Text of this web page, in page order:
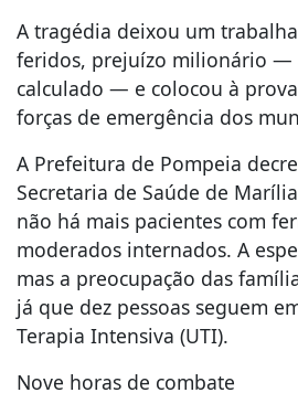
A tragédia deixou um
feridos, prejuízo milionário —
calculado — e colocou à
forças de emergência dos
A Prefeitura de Pompeia
Secretaria de Saúde de
não há mais pacientes com
moderados internados. A
mas a preocupação das
já que dez pessoas seguem
Terapia Intensiva (UTI).
Nove horas de combate